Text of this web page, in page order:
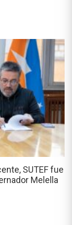
SUTEF fue
Melella